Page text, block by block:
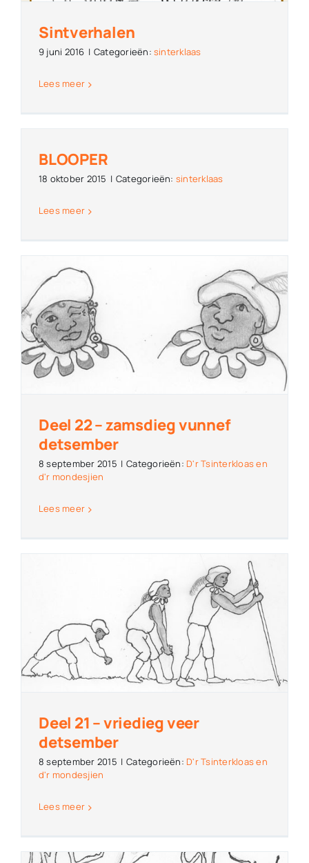
Sintverhalen
9 juni 2016 | Categorieën: sinterklaas
Lees meer
BLOOPER
18 oktober 2015 | Categorieën: sinterklaas
Lees meer
Deel 22 – zamsdieg vunnef
detsember
8 september 2015 | Categorieën: D'r Tsinterkloas en
d'r mondesjien
Lees meer
Deel 21 – vriedieg veer
detsember
8 september 2015 | Categorieën: D'r Tsinterkloas en
d'r mondesjien
Lees meer